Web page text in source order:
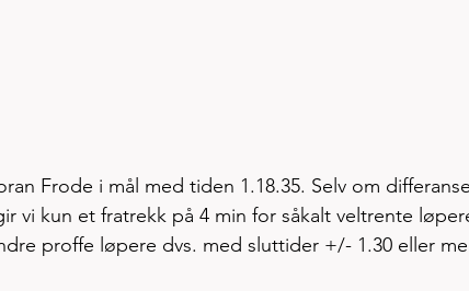
Frode i mål med tiden 1.18.35. Selv om
vi kun et fratrekk på 4 min for såkalt veltrente
proffe løpere dvs. med sluttider +/- 1.30 eller